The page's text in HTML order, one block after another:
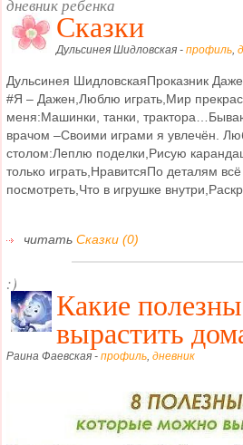
дневник ребенка
Сказки
Дульсинея Шидловская - профиль,
Дульсинея ШидловскаяПроказник
#Я – Дажен,Люблю играть,Мир
меня:Машинки, танки,
врачом –Своими играми я увлечён.
столом:Леплю поделки,Рисую
только играть,НравитсяПо деталям
посмотреть,Что в игрушке
читать Сказки (0)
:)
Какие
вырастить
Раина Фаевская - профиль, дневник